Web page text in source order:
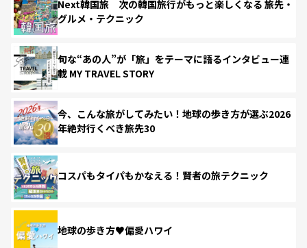
Next韓国旅 次の韓国旅行がもっと楽しくなる 旅先・
グルメ・テクニック
旬な“あの人”が「旅」をテーマに語るインタビュー連
載 MY TRAVEL STORY
今、こんな旅がしてみたい！地球の歩き方が選ぶ2026
年絶対行くべき旅先30
コスパもタイパもかなえる！賢者の旅テクニック
地球の歩き方♥偏愛ハワイ